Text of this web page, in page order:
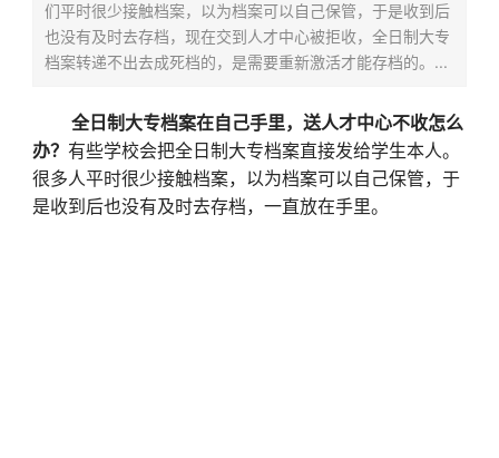
们平时很少接触档案，以为档案可以自己保管，于是收到后
也没有及时去存档，现在交到人才中心被拒收，全日制大专
档案转递不出去成死档的，是需要重新激活才能存档的。...
全日制大专档案在自己手里，送人才中心不收怎么
办？ 有些学校会把全日制大专档案直接发给学生本人。
很多人平时很少接触档案，以为档案可以自己保管，于
是收到后也没有及时去存档，一直放在手里。